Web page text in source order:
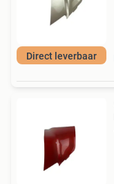
Direct leverbaar